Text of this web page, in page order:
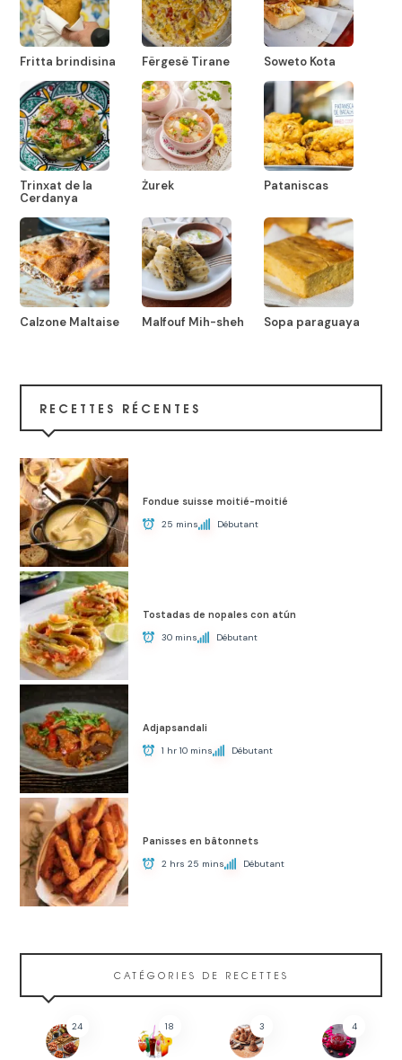
Fritta brindisina Fërgesë Tirane Soweto Kota
Trinxat de la
Cerdanya
Żurek Pataniscas
Calzone Maltaise Malfouf Mih-sheh Sopa paraguaya
RECETTES RÉCENTES
Fondue suisse moitié-moitié
25 mins Débutant
Tostadas de nopales con atún
30 mins Débutant
Adjapsandali
1 hr 10 mins Débutant
Panisses en bâtonnets
2 hrs 25 mins Débutant
CATÉGORIES DE RECETTES
24 18 3 4